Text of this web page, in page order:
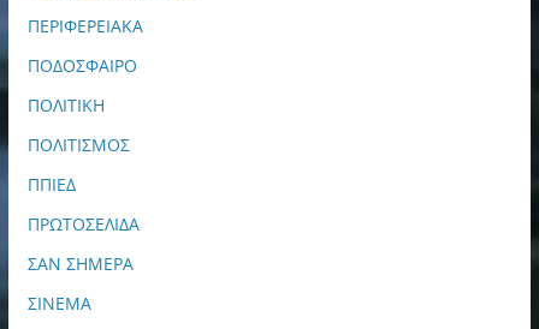
ΠΕΡΙΦΕΡΕΙΑΚΑ
ΠΟΔΟΣΦΑΙΡΟ
ΠΟΛΙΤΙΚΗ
ΠΟΛΙΤΙΣΜΟΣ
ΠΠΙΕΔ
ΠΡΩΤΟΣΕΛΙΔΑ
ΣΑΝ ΣΗΜΕΡΑ
ΣΙΝΕΜΑ